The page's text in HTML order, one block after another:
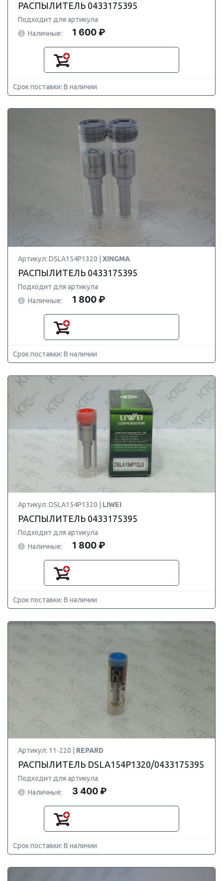
РАСПЫЛИТЕЛЬ 0433175395
Подходит для артикула
Наличные:
1 600 ₽
Срок поставки: В наличии
Артикул: DSLA154P1320 | XINGMA
РАСПЫЛИТЕЛЬ 0433175395
Подходит для артикула
Наличные:
1 800 ₽
Срок поставки: В наличии
Артикул: DSLA154P1320 | LIWEI
РАСПЫЛИТЕЛЬ 0433175395
Подходит для артикула
Наличные:
1 800 ₽
Срок поставки: В наличии
Артикул: 11-220 | REPARD
РАСПЫЛИТЕЛЬ DSLA154P1320/0433175395
Подходит для артикула
Наличные:
3 400 ₽
Срок поставки: В наличии